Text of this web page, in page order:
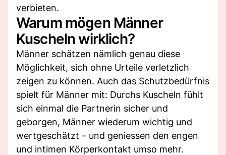
verbieten.
Warum mögen Männer
Kuscheln wirklich?
Männer schätzen nämlich genau diese
Möglichkeit, sich ohne Urteile verletzlich
zeigen zu können. Auch das Schutzbedürfnis
spielt für Männer mit: Durchs Kuscheln fühlt
sich einmal die Partnerin sicher und
geborgen, Männer wiederum wichtig und
wertgeschätzt – und geniessen den engen
und intimen Körperkontakt umso mehr.